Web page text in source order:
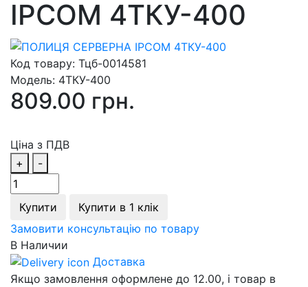
IPCOM 4ТКУ-400
Код товару: Тцб-0014581
Модель: 4ТКУ-400
809.00 грн.
Ціна з ПДВ
+
-
Купити
Купити в 1 клік
Замовити консультацію по товару
В Наличии
Доставка
Якщо замовлення оформлене до 12.00, і товар в